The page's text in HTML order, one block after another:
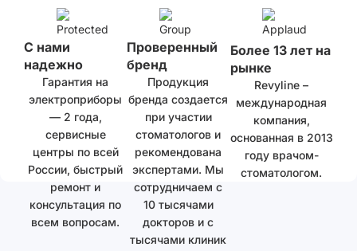
С нами
надежно
Гарантия на
электроприборы
— 2 года,
сервисные
центры по всей
России, быстрый
ремонт и
консультация по
всем вопросам.
Проверенный
бренд
Продукция
бренда создается
при участии
стоматологов и
рекомендована
экспертами. Мы
сотрудничаем с
10 тысячами
докторов и с
тысячами клиник
Более 13 лет на
рынке
Revyline –
международная
компания,
основанная в 2013
году врачом-
стоматологом.